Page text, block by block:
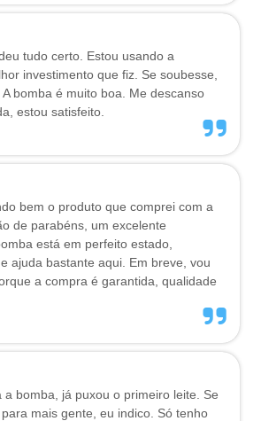
tudo certo. Estou usando a
investimento que fiz. Se soubesse,
bomba é muito boa. Me descanso
estou satisfeito.
bem o produto que comprei com a
de parabéns, um excelente
está em perfeito estado,
ajuda bastante aqui. Em breve, vou
a compra é garantida, qualidade
a bomba, já puxou o primeiro leite. Se
mais gente, eu indico. Só tenho